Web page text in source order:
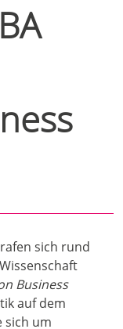
sich rund
Business
auf dem
sich um